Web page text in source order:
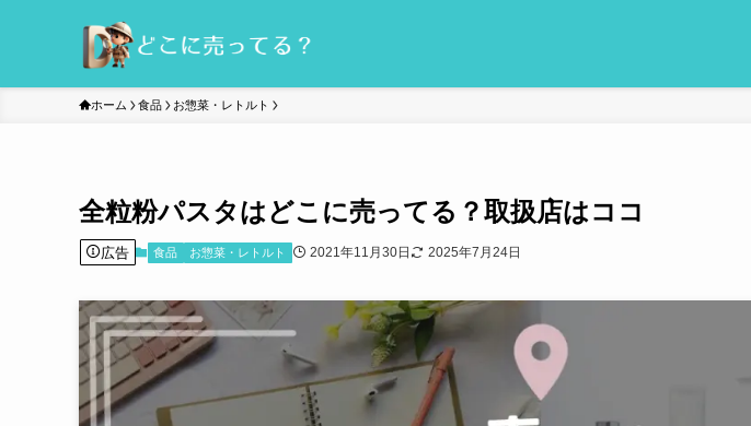
ホーム 食品 お惣菜・レトルト
全粒粉パスタはどこに売ってる？取扱店はココ
広告 食品 お惣菜・レトルト 2021年11月30日 2025年7月24日